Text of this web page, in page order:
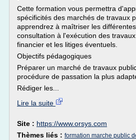
Cette formation vous permettra
spécificités des marchés de travaux
apprendrez à maîtriser les
consultation à l'exécution des
financier et les litiges éventuels.
Objectifs pédagogiques
Préparer un marché de travaux
procédure de passation la plus
Rédiger les...
Lire la suite
Site : https://www.orsys.com
Thèmes liés : formation marche public